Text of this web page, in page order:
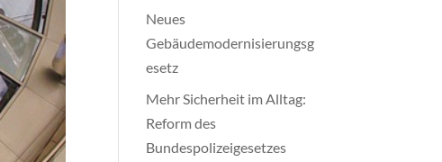
Neues
Gebäudemodernisierungsg
esetz
Mehr Sicherheit im Alltag:
Reform des
Bundespolizeigesetzes